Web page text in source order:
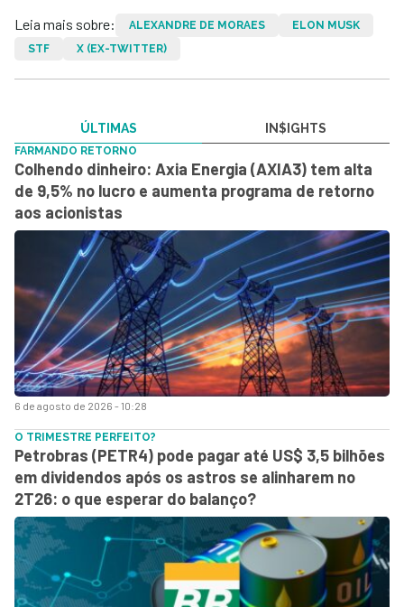
Leia mais sobre: ALEXANDRE DE MORAES
ELON MUSK
STF
X (EX-TWITTER)
ÚLTIMAS IN$IGHTS
6 de agosto de 2026 - 10:28
FARMANDO RETORNO
Colhendo dinheiro: Axia Energia (AXIA3) tem alta
de 9,5% no lucro e aumenta programa de retorno
aos acionistas
O TRIMESTRE PERFEITO?
Petrobras (PETR4) pode pagar até US$ 3,5 bilhões
em dividendos após os astros se alinharem no
2T26: o que esperar do balanço?